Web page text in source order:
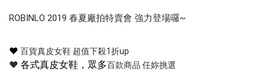
ROBINLO 2019 春夏廠拍特賣會 強力登場囉~
❤ 百貨真皮女鞋 超值下殺1折up
❤ 各式真皮女鞋，眾多百款商品 任妳挑選